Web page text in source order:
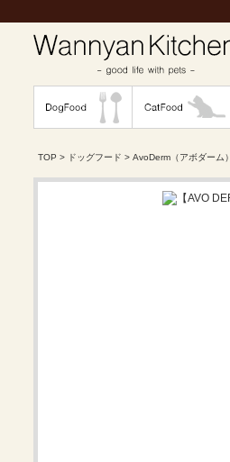
TOP > ドッグフード > AvoDerm（アボダーム）